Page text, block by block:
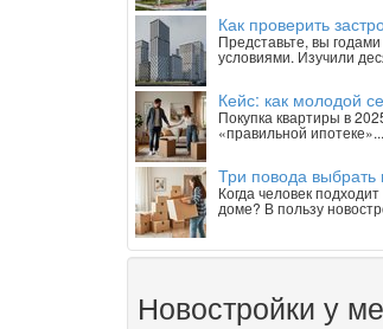
Как проверить
Представьте, вы
условиями. Изучили
Кейс: как молодой
Покупка квартиры в
«правильной ипотеке»...
Три повода выбрать
Когда человек
доме? В пользу
Новостройки у